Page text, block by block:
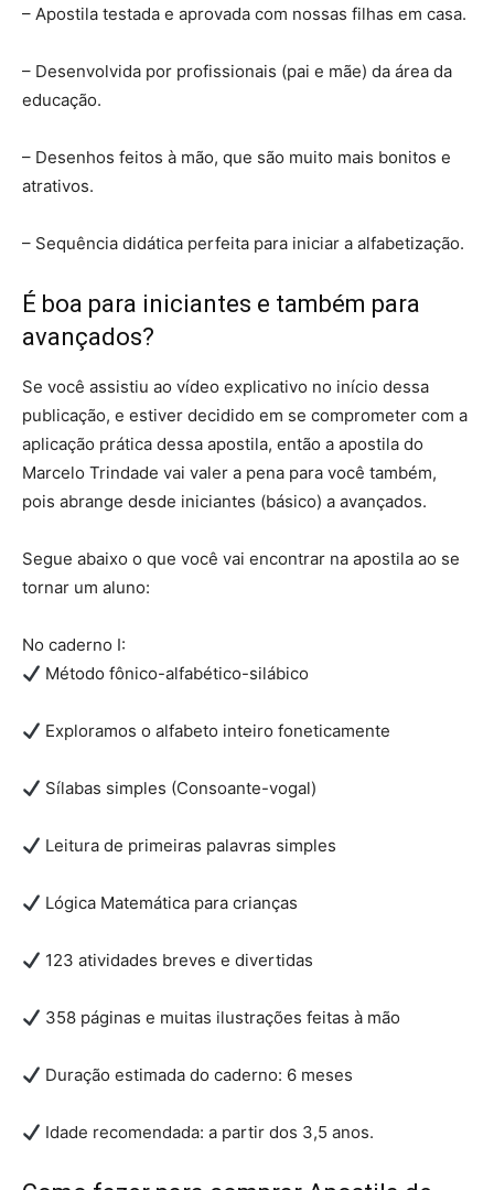
– Apostila testada e aprovada com nossas filhas em casa.
– Desenvolvida por profissionais (pai e mãe) da área da
educação.
– Desenhos feitos à mão, que são muito mais bonitos e
atrativos.
– Sequência didática perfeita para iniciar a alfabetização.
É boa para iniciantes e também para
avançados?
Se você assistiu ao vídeo explicativo no início dessa
publicação, e estiver decidido em se comprometer com a
aplicação prática dessa apostila, então a apostila do
Marcelo Trindade vai valer a pena para você também,
pois abrange desde iniciantes (básico) a avançados.
Segue abaixo o que você vai encontrar na apostila ao se
tornar um aluno:
No caderno I:
Método fônico-alfabético-silábico
Exploramos o alfabeto inteiro foneticamente
Sílabas simples (Consoante-vogal)
Leitura de primeiras palavras simples
Lógica Matemática para crianças
123 atividades breves e divertidas
358 páginas e muitas ilustrações feitas à mão
Duração estimada do caderno: 6 meses
Idade recomendada: a partir dos 3,5 anos.